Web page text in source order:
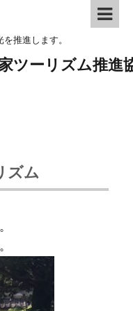
推進します。
ツーリズム推進
ズム